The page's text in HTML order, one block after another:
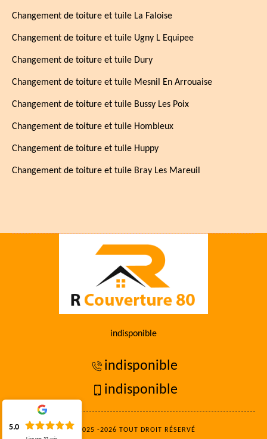
Changement de toiture et tuile La Faloise
Changement de toiture et tuile Ugny L Equipee
Changement de toiture et tuile Dury
Changement de toiture et tuile Mesnil En Arrouaise
Changement de toiture et tuile Bussy Les Poix
Changement de toiture et tuile Hombleux
Changement de toiture et tuile Huppy
Changement de toiture et tuile Bray Les Mareuil
indisponible
indisponible
indisponible
©2025 -2026 TOUT DROIT RÉSERVÉ
5.0